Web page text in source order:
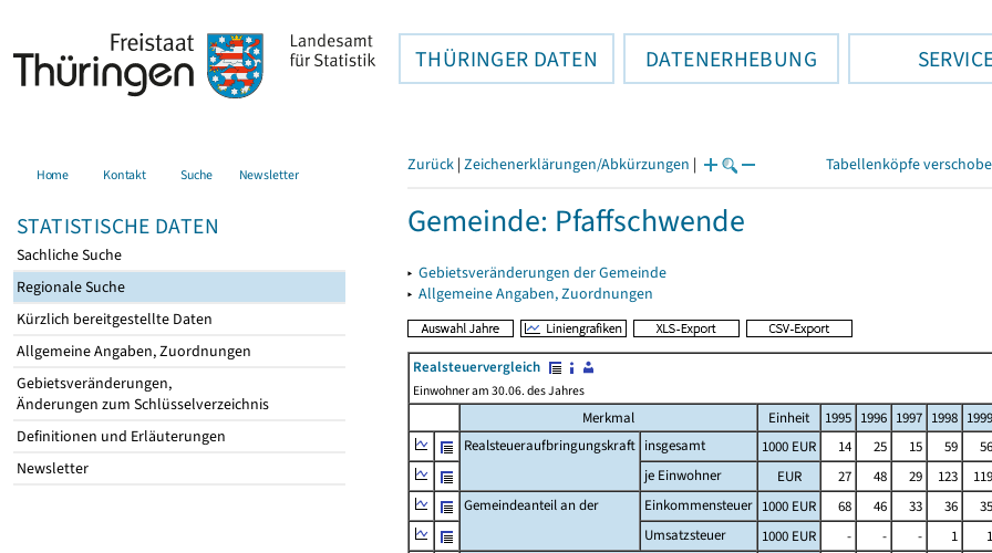
THÜRINGER DATEN DATENERHEBUNG
Home Kontakt Suche Newsletter
STATISTISCHE DATEN
Sachliche Suche
Regionale Suche
Kürzlich bereitgestellte Daten
Allgemeine Angaben, Zuordnungen
Gebietsveränderungen,
Änderungen zum Schlüsselverzeichnis
Definitionen und Erläuterungen
Newsletter
Zurück | Zeichenerklärungen/Abkürzungen | Tabellenköpfe
Gemeinde: Pfaffschwende
▸ Gebietsveränderungen der Gemeinde
▸ Allgemeine Angaben, Zuordnungen
Realsteuervergleich
Einwohner am 30.06. des Jahres
Merkmal Einheit 1995 1996 1997 1998 1999
Realsteueraufbringungskraft insgesamt 1000 EUR 14 25 15 59 56
je Einwohner
EUR 27 48 29 123 119
Gemeindeanteil an der
Einkommensteuer 1000 EUR 68 46 33 36 35
Umsatzsteuer
1000 EUR - - - 1 1